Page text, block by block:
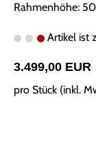
Rahmenhöhe:
Artikel ist
3.499,00 EUR
pro Stück (inkl.